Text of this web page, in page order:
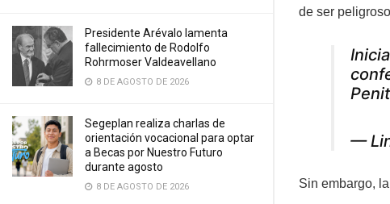
Presidente Arévalo lamenta
fallecimiento de Rodolfo
Rohrmoser Valdeavellano
8 DE AGOSTO DE 2026
Segeplan realiza charlas de
orientación vocacional para optar
a Becas por Nuestro Futuro
durante agosto
8 DE AGOSTO DE 2026
de ser
—
Sin embargo,